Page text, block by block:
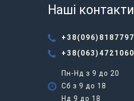
Наші контакти
+38(096)8187797
+38(063)4721060
Пн-Нд з 9 до 20
Сб з 9 до 18
Нд 9 до 18